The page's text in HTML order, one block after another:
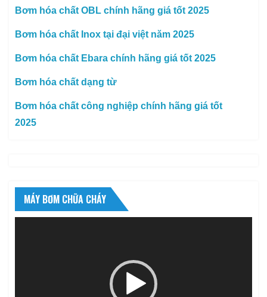
Bơm hóa chất OBL chính hãng giá tốt 2025
Bơm hóa chất Inox tại đại việt năm 2025
Bơm hóa chất Ebara chính hãng giá tốt 2025
Bơm hóa chất dạng từ
Bơm hóa chất công nghiệp chính hãng giá tốt
2025
MÁY BƠM CHỮA CHÁY